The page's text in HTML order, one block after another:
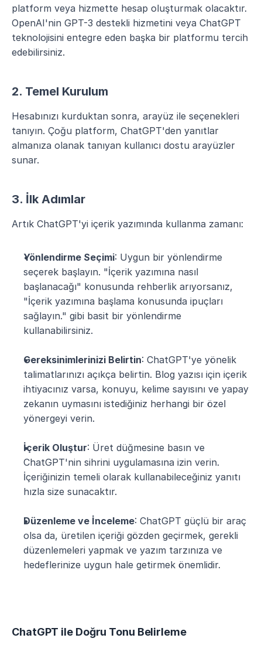
platform veya hizmette hesap oluşturmak olacaktır.
OpenAI'nin GPT-3 destekli hizmetini veya ChatGPT
teknolojisini entegre eden başka bir platformu tercih
edebilirsiniz.
2. Temel Kurulum
Hesabınızı kurduktan sonra, arayüz ile seçenekleri
tanıyın. Çoğu platform, ChatGPT'den yanıtlar
almanıza olanak tanıyan kullanıcı dostu arayüzler
sunar.
3. İlk Adımlar
Artık ChatGPT'yi içerik yazımında kullanma zamanı:
Yönlendirme Seçimi: Uygun bir yönlendirme
seçerek başlayın. "İçerik yazımına nasıl
başlanacağı" konusunda rehberlik arıyorsanız,
"İçerik yazımına başlama konusunda ipuçları
sağlayın." gibi basit bir yönlendirme
kullanabilirsiniz.
Gereksinimlerinizi Belirtin: ChatGPT'ye yönelik
talimatlarınızı açıkça belirtin. Blog yazısı için içerik
ihtiyacınız varsa, konuyu, kelime sayısını ve yapay
zekanın uymasını istediğiniz herhangi bir özel
yönergeyi verin.
İçerik Oluştur: Üret düğmesine basın ve
ChatGPT'nin sihrini uygulamasına izin verin.
İçeriğinizin temeli olarak kullanabileceğiniz yanıtı
hızla size sunacaktır.
Düzenleme ve İnceleme: ChatGPT güçlü bir araç
olsa da, üretilen içeriği gözden geçirmek, gerekli
düzenlemeleri yapmak ve yazım tarzınıza ve
hedeflerinize uygun hale getirmek önemlidir.
ChatGPT ile Doğru Tonu Belirleme